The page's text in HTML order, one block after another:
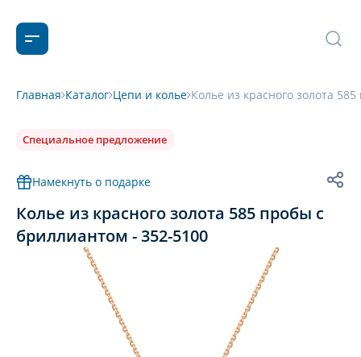
Главная Каталог Цепи и колье Колье из красного золота
Специальное предложение
Намекнуть о подарке
Колье из красного золота 585 пробы с
бриллиантом - 352-5100